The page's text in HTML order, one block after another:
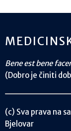
Bene est bene
(Dobro je činiti
(c) Sva prava na
Bjelovar